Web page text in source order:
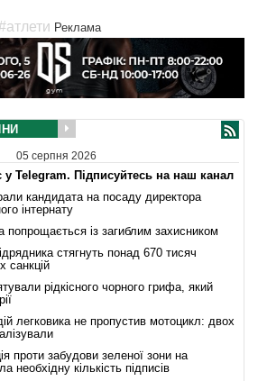
Реклама
05 серпня 2026
у Telegram. Підписуйтесь на наш канал
кандидата на посаду директора
інтернату
попрощається із загиблим захисником
стягнуть понад 670 тисяч
санкцій
рідкісного чорного грифа, який
легковика не пропустив мотоцикл: двох
проти забудови зеленої зони на
необхідну кількість підписів